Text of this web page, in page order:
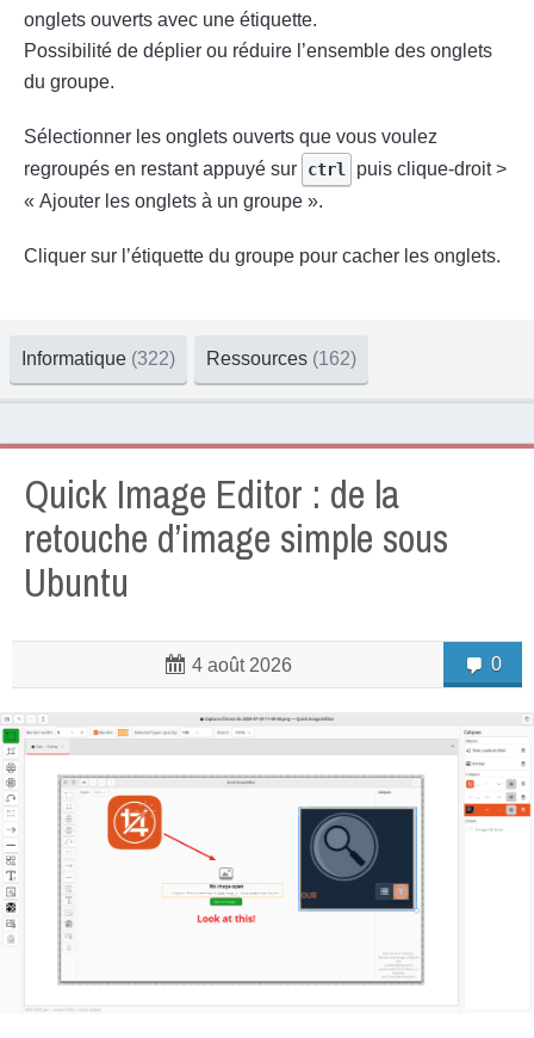
onglets ouverts avec une étiquette.
Possibilité de déplier ou réduire l’ensemble des onglets
du groupe.
Sélectionner les onglets ouverts que vous voulez
regroupés en restant appuyé sur
ctrl
puis clique-droit >
« Ajouter les onglets à un groupe ».
Cliquer sur l’étiquette du groupe pour cacher les onglets.
Informatique (322) Ressources (162)
Quick Image Editor : de la
retouche d’image simple sous
Ubuntu
4 août 2026 0